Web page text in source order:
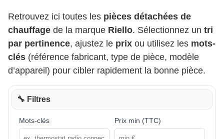
Retrouvez ici toutes les pièces détachées de
chauffage de la marque Riello. Sélectionnez un tri
par pertinence, ajustez le prix ou utilisez les mots-
clés (référence fabricant, type de pièce, modèle
d’appareil) pour cibler rapidement la bonne pièce.
🔧 Filtres
Mots-clés Prix min (TTC)